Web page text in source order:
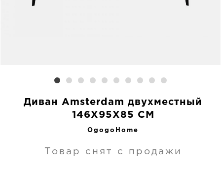
Диван Amsterdam двухместный
146X95X85 CM
OgogoHome
Товар снят с продажи